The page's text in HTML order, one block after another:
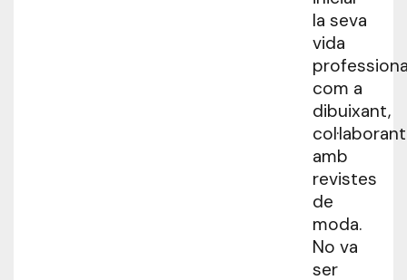
la seva
vida
com a
dibuixant,
col·laborant
amb
revistes
de
moda.
No va
ser